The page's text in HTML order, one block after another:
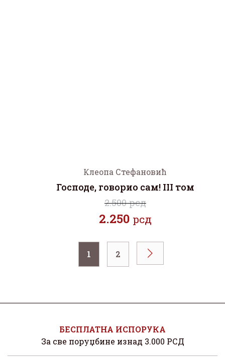
Клеопа Стефановић
Господе, говорио сам! III том
2.500 рсд
2.250 рсд
1 2
БЕСПЛАТНА ИСПОРУКА
За све поруџбине изнад 3.000 РСД